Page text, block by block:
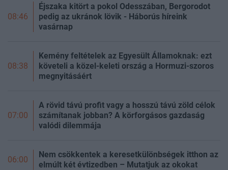
08:46
Éjszaka kitört a pokol Odesszában, Bergorodot
pedig az ukránok lövik - Háborús híreink
vasárnap
08:38
Kemény feltételek az Egyesült Államoknak: ezt
követeli a közel-keleti ország a Hormuzi-szoros
megnyitásáért
07:00
A rövid távú profit vagy a hosszú távú zöld célok
számítanak jobban? A körforgásos gazdaság
valódi dilemmája
06:00
Nem csökkentek a keresetkülönbségek itthon az
elmúlt két évtizedben – Mutatjuk az okokat